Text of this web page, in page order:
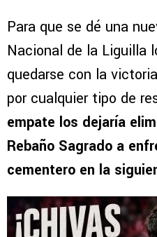
Para que se dé una
Nacional de la Liguilla
quedarse con la
por cualquier tipo de
empate los dejaría
Rebaño Sagrado a
cementero en la